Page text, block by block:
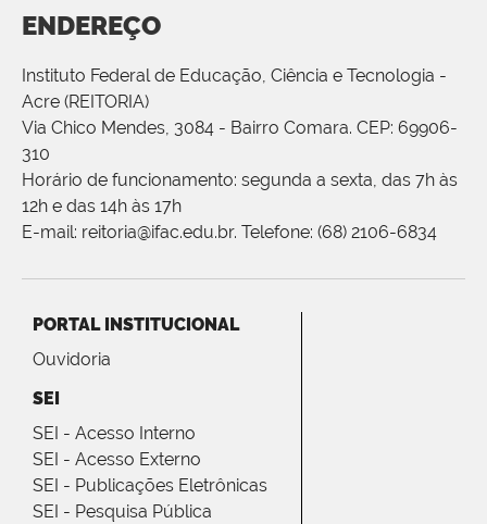
ENDEREÇO
Instituto Federal de Educação, Ciência e Tecnologia -
Acre (REITORIA)
Via Chico Mendes, 3084 - Bairro Comara. CEP: 69906-
310
Horário de funcionamento: segunda a sexta, das 7h às
12h e das 14h às 17h
E-mail: reitoria@ifac.edu.br. Telefone: (68) 2106-6834
PORTAL INSTITUCIONAL
Ouvidoria
SEI
SEI - Acesso Interno
SEI - Acesso Externo
SEI - Publicações Eletrônicas
SEI - Pesquisa Pública